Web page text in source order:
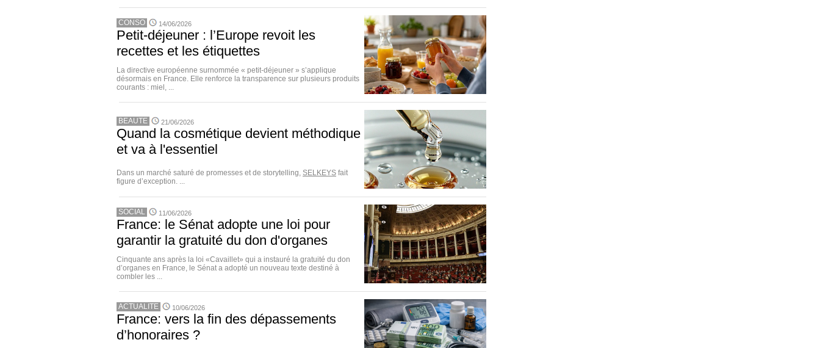
CONSO 14/06/2026
Petit-déjeuner : l’Europe revoit les
recettes et les étiquettes
La directive européenne surnommée « petit-déjeuner » s’applique
désormais en France. Elle renforce la transparence sur plusieurs produits
courants : miel, ...
BEAUTE 21/06/2026
Quand la cosmétique devient méthodique
et va à l'essentiel
Dans un marché saturé de promesses et de storytelling, SELKEYS fait
figure d’exception. ...
SOCIAL 11/06/2026
France: le Sénat adopte une loi pour
garantir la gratuité du don d'organes
Cinquante ans après la loi «Cavaillet» qui a instauré la gratuité du don
d’organes en France, le Sénat a adopté un nouveau texte destiné à
combler les ...
ACTUALITE 10/06/2026
France: vers la fin des dépassements
d’honoraires ?